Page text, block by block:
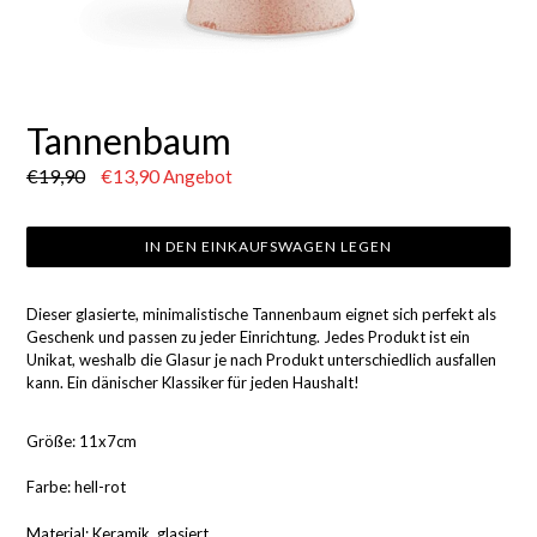
Tannenbaum
Normaler
€19,90 €13,90Angebot
IN DEN EINKAUFSWAGEN LEGEN
Dieser glasierte, minimalistische Tannenbaum eignet sich perfekt als
Geschenk und passen zu jeder Einrichtung. Jedes Produkt ist ein
Unikat, weshalb die Glasur je nach Produkt unterschiedlich ausfallen
kann. Ein dänischer Klassiker für jeden Haushalt!
Größe: 11x7cm
Farbe: hell-rot